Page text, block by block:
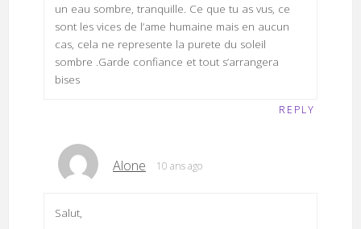
un eau sombre, tranquille. Ce que tu as vus, ce
sont les vices de l’ame humaine mais en aucun
cas, cela ne represente la purete du soleil
sombre .Garde confiance et tout s’arrangera
bises
REPLY
Alone 10 ans ago
Salut,